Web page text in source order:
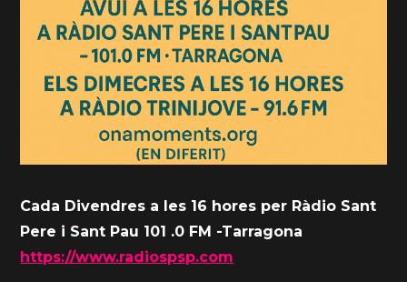
Cada Divendres a les 16 hores per Ràdio Sant
Pere i Sant Pau 101 .0 FM -Tarragona
https://www.radiospsp.com